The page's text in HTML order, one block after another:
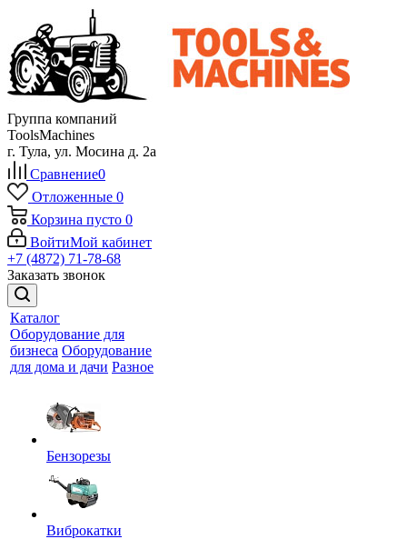
Группа компаний
ToolsMachines
г. Тула, ул. Мосина д. 2а
Сравнение0
Отложенные 0
Корзина пусто 0
ВойтиМой кабинет
+7 (4872) 71-78-68
Заказать звонок
Каталог
Оборудование для
бизнеса Оборудование
для дома и дачи Разное
Бензорезы
Виброкатки